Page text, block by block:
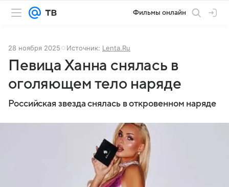
Фильмы онлайн
28 ноября 2025 Источник: Lenta.Ru
Певица Ханна снялась в
оголяющем тело наряде
Российская звезда снялась в откровенном наряде